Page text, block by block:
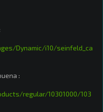
Dynamic/i10/seinfeld_ca
:
regular/10301000/103